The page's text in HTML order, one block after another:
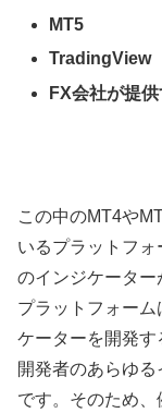
MT5
TradingView
FX会社が提
この中のMT4や
いるプラットフ
のインジケータ
プラットフォー
ケーターを開発
開発者のあらゆ
です。そのため